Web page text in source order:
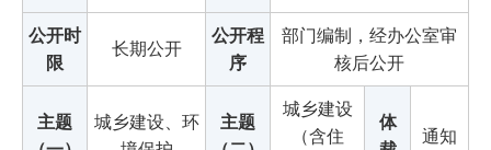
公开时
限
长期公开
公开程
序
部门编制，经办公室审
核后公开
主题
城乡建设、环
主题
城乡建设
（含住
体
通知